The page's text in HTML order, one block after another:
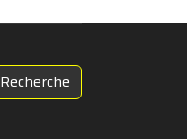
Recherche